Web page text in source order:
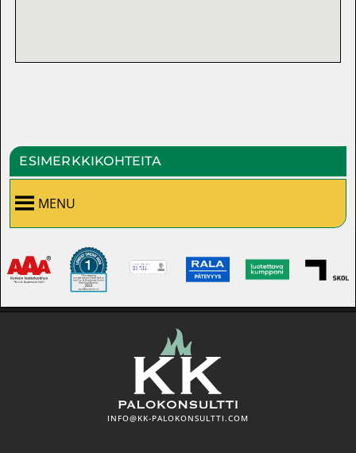
ESIMERKKIKOHTEITA
MENU
INFO@KK-PALOKONSULTTI.COM